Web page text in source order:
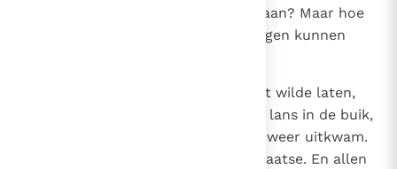
van me weg! Of moet ik je neerslaan? Maar hoe
zou ik dan je broer Joab onder ogen kunnen
Toen Asaël hem nog niet met rust wilde laten,
stak Abner hem het eind van zijn lans in de buik,
zodat het er aan de andere kant weer uitkwam.
Asaël stortte neer en stierf ter plaatse. En allen